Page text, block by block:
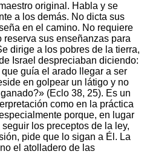
original. Habla y se
a los demás. No dicta sus
en el camino. No requiere
reserva sus enseñanzas para
dirige a los pobres de la tierra,
Israel despreciaban diciendo:
guía el arado llegar a ser
en golpear un látigo y no
(Eclo 38, 25). Es un
como en la práctica
porque, en lugar
los preceptos de la ley,
pide que lo sigan a Él. La
el atolladero de las